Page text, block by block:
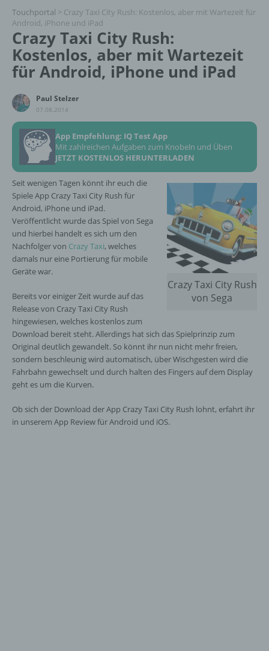
Touchportal > Crazy Taxi City Rush: Kostenlos, aber mit Wartezeit für
Android, iPhone und iPad
Crazy Taxi City Rush:
Kostenlos, aber mit Wartezeit
für Android, iPhone und iPad
Paul Stelzer
07.08.2014
App Empfehlung: IQ Test App
Mit zahlreichen Aufgaben zum Knobeln und Üben
JETZT KOSTENLOS HERUNTERLADEN
Crazy Taxi City Rush
von Sega
Seit wenigen Tagen könnt ihr euch die
Spiele App Crazy Taxi City Rush für
Android, iPhone und iPad.
Veröffentlicht wurde das Spiel von Sega
und hierbei handelt es sich um den
Nachfolger von Crazy Taxi, welches
damals nur eine Portierung für mobile
Geräte war.
Bereits vor einiger Zeit wurde auf das
Release von Crazy Taxi City Rush
hingewiesen, welches kostenlos zum
Download bereit steht. Allerdings hat sich das Spielprinzip zum
Original deutlich gewandelt. So könnt ihr nun nicht mehr freien,
sondern beschleunig wird automatisch, über Wischgesten wird die
Fahrbahn gewechselt und durch halten des Fingers auf dem Display
geht es um die Kurven.
Ob sich der Download der App Crazy Taxi City Rush lohnt, erfahrt ihr
in unserem App Review für Android und iOS.